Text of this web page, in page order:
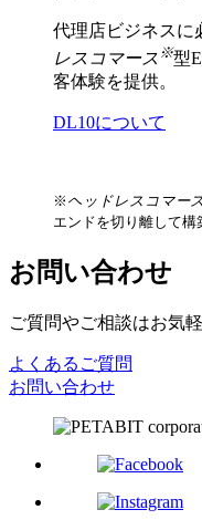
代理店ビジネスに
レスコマース ※型
客体験を提供。
DL10について
※ ヘッドレスコマース
エンドを切り離して構
お問い合わせ
ご質問やご相談はお気
よくあるご質問
お問い合わせ